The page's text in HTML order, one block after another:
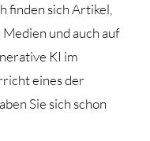
finden sich Artikel,
und auch auf
KI im
eines der
Sie sich schon